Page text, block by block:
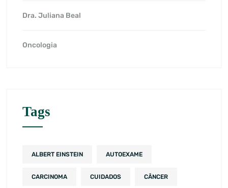
Dra. Juliana Beal
Oncologia
Tags
ALBERT EINSTEIN AUTOEXAME
CARCINOMA CUIDADOS CÂNCER